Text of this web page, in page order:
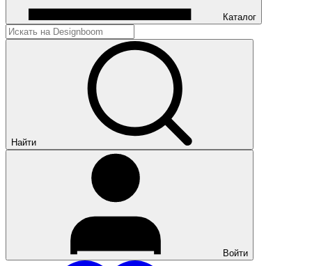
Каталог
Найти
Войти